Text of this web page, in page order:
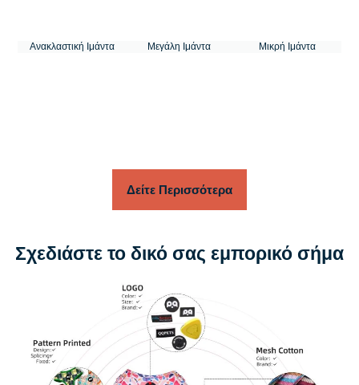
Ανακλαστική Ιμάντα Μεγάλη Ιμάντα Μικρή Ιμάντα
Δείτε Περισσότερα
Σχεδιάστε το δικό σας εμπορικό σήμα